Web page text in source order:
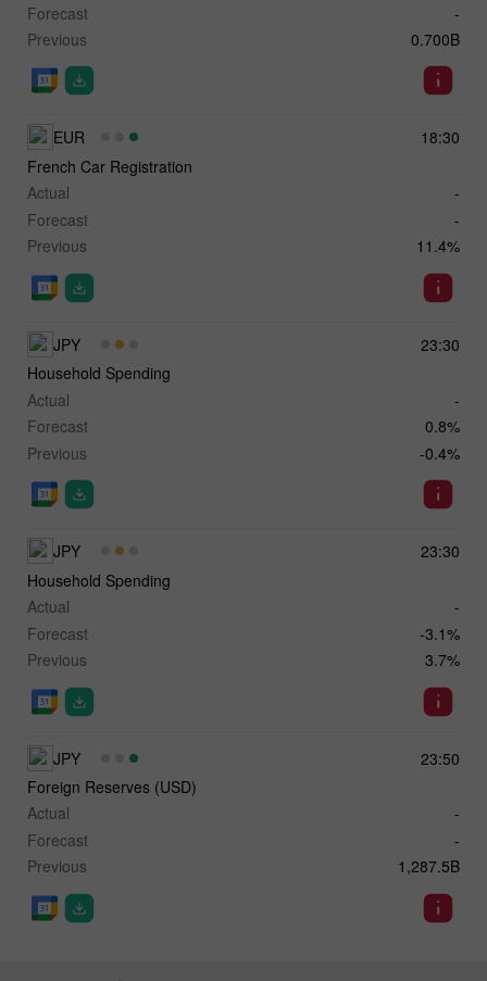
Forecast
-
Previous
0.700B
18:30
EUR
French Car Registration
Actual
-
Forecast
-
Previous
11.4%
23:30
JPY
Household Spending
Actual
-
Forecast
0.8%
Previous
-0.4%
23:30
JPY
Household Spending
Actual
-
Forecast
-3.1%
Previous
3.7%
23:50
JPY
Foreign Reserves (USD)
Actual
-
Forecast
-
Previous
1,287.5B